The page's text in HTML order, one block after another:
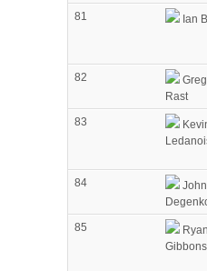
81 Ian
82
Rast
83
84
John
85
Ryan
Gibbons